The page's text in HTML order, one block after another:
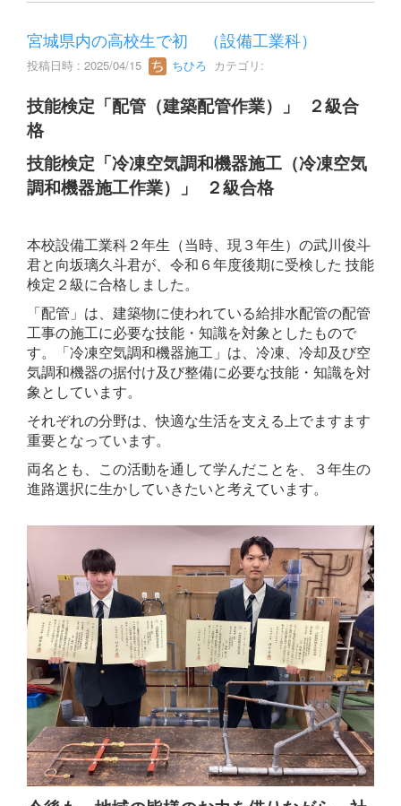
宮城県内の高校生で初 （設備工業科）
投稿日時 : 2025/04/15 ちひろ カテゴリ:
技能検定「配管（建築配管作業）」 ２級合
格
技能検定「冷凍空気調和機器施工（冷凍空気
調和機器施工作業）」 ２級合格
本校設備工業科２年生（当時、現３年生）の武川俊斗
君と向坂璃久斗君が、令和６年度後期に受検した 技能
検定２級に合格しました。
「配管」は、建築物に使われている給排水配管の配管
工事の施工に必要な技能・知識を対象としたもので
す。
「冷凍空気調和機器施工」は、冷凍、冷却及び空
気調和機器の据付け及び整備に必要な技能・知識を対
象としています。
それぞれの分野は、快適な生活を支える上でますます
重要となっています。
両名とも、この活動を通して学んだことを、３年生の
進路選択に生かしていきたいと考えています。